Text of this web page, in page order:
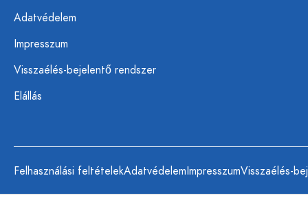
Adatvédelem
Impresszum
Visszaélés-bejelentő rendszer
Elállás
Felhasználási feltételekAdatvédelemImpresszumVisszaélés-